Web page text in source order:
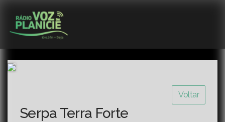
Voltar
Serpa Terra Forte